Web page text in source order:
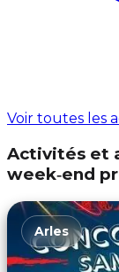
Voir toutes les
Activités et
week‑end
Arles